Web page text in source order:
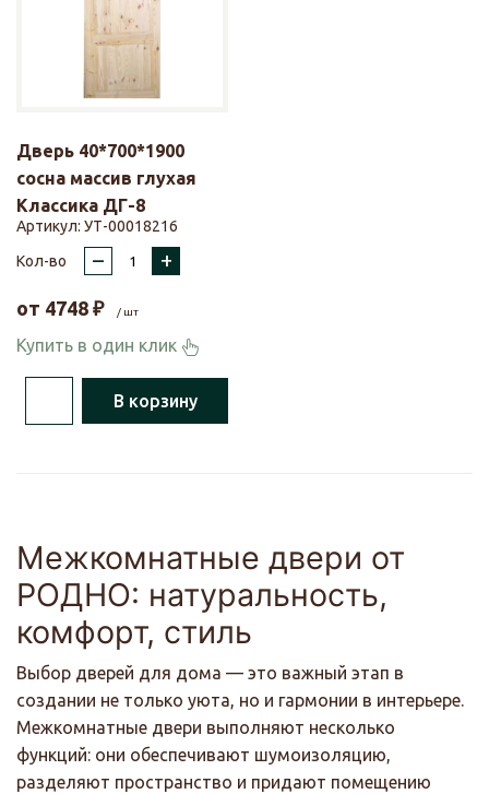
Дверь 40*700*1900
сосна массив глухая
Классика ДГ-8
Артикул: УТ-00018216
Кол-во
– +
от 4748 ₽ / шт
Купить в один клик
В корзину
Межкомнатные двери от
РОДНО: натуральность,
комфорт, стиль
Выбор дверей для дома — это важный этап в
создании не только уюта, но и гармонии в интерьере.
Межкомнатные двери выполняют несколько
функций: они обеспечивают шумоизоляцию,
разделяют пространство и придают помещению